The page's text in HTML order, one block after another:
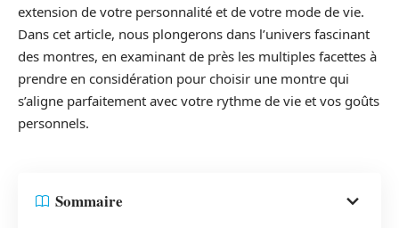
extension de votre personnalité et de votre mode de vie.
Dans cet article, nous plongerons dans l’univers fascinant
des montres, en examinant de près les multiples facettes à
prendre en considération pour choisir une montre qui
s’aligne parfaitement avec votre rythme de vie et vos goûts
personnels.
Sommaire